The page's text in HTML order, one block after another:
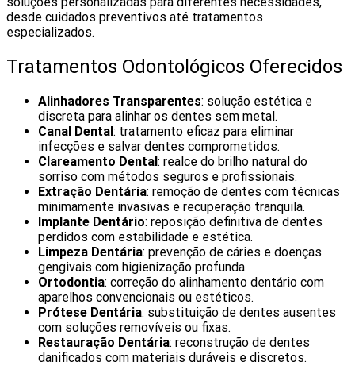
desde cuidados preventivos até tratamentos
especializados.
Tratamentos Odontológicos Oferecidos
Alinhadores Transparentes: solução estética e
discreta para alinhar os dentes sem metal.
Canal Dental : tratamento eficaz para eliminar
infecções e salvar dentes comprometidos.
Clareamento Dental : realce do brilho natural do
sorriso com métodos seguros e profissionais.
Extração Dentária: remoção de dentes com técnicas
minimamente invasivas e recuperação tranquila.
Implante Dentário: reposição definitiva de dentes
perdidos com estabilidade e estética.
Limpeza Dentária: prevenção de cáries e doenças
gengivais com higienização profunda.
Ortodontia: correção do alinhamento dentário com
aparelhos convencionais ou estéticos.
Prótese Dentária: substituição de dentes ausentes
com soluções removíveis ou fixas.
Restauração Dentária: reconstrução de dentes
danificados com materiais duráveis e discretos.